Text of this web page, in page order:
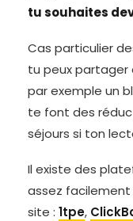
tu souhaites
Cas particulier
tu peux partager
par exemple un
te font des
séjours si ton
Il existe des
assez facilement
site : 1tpe,